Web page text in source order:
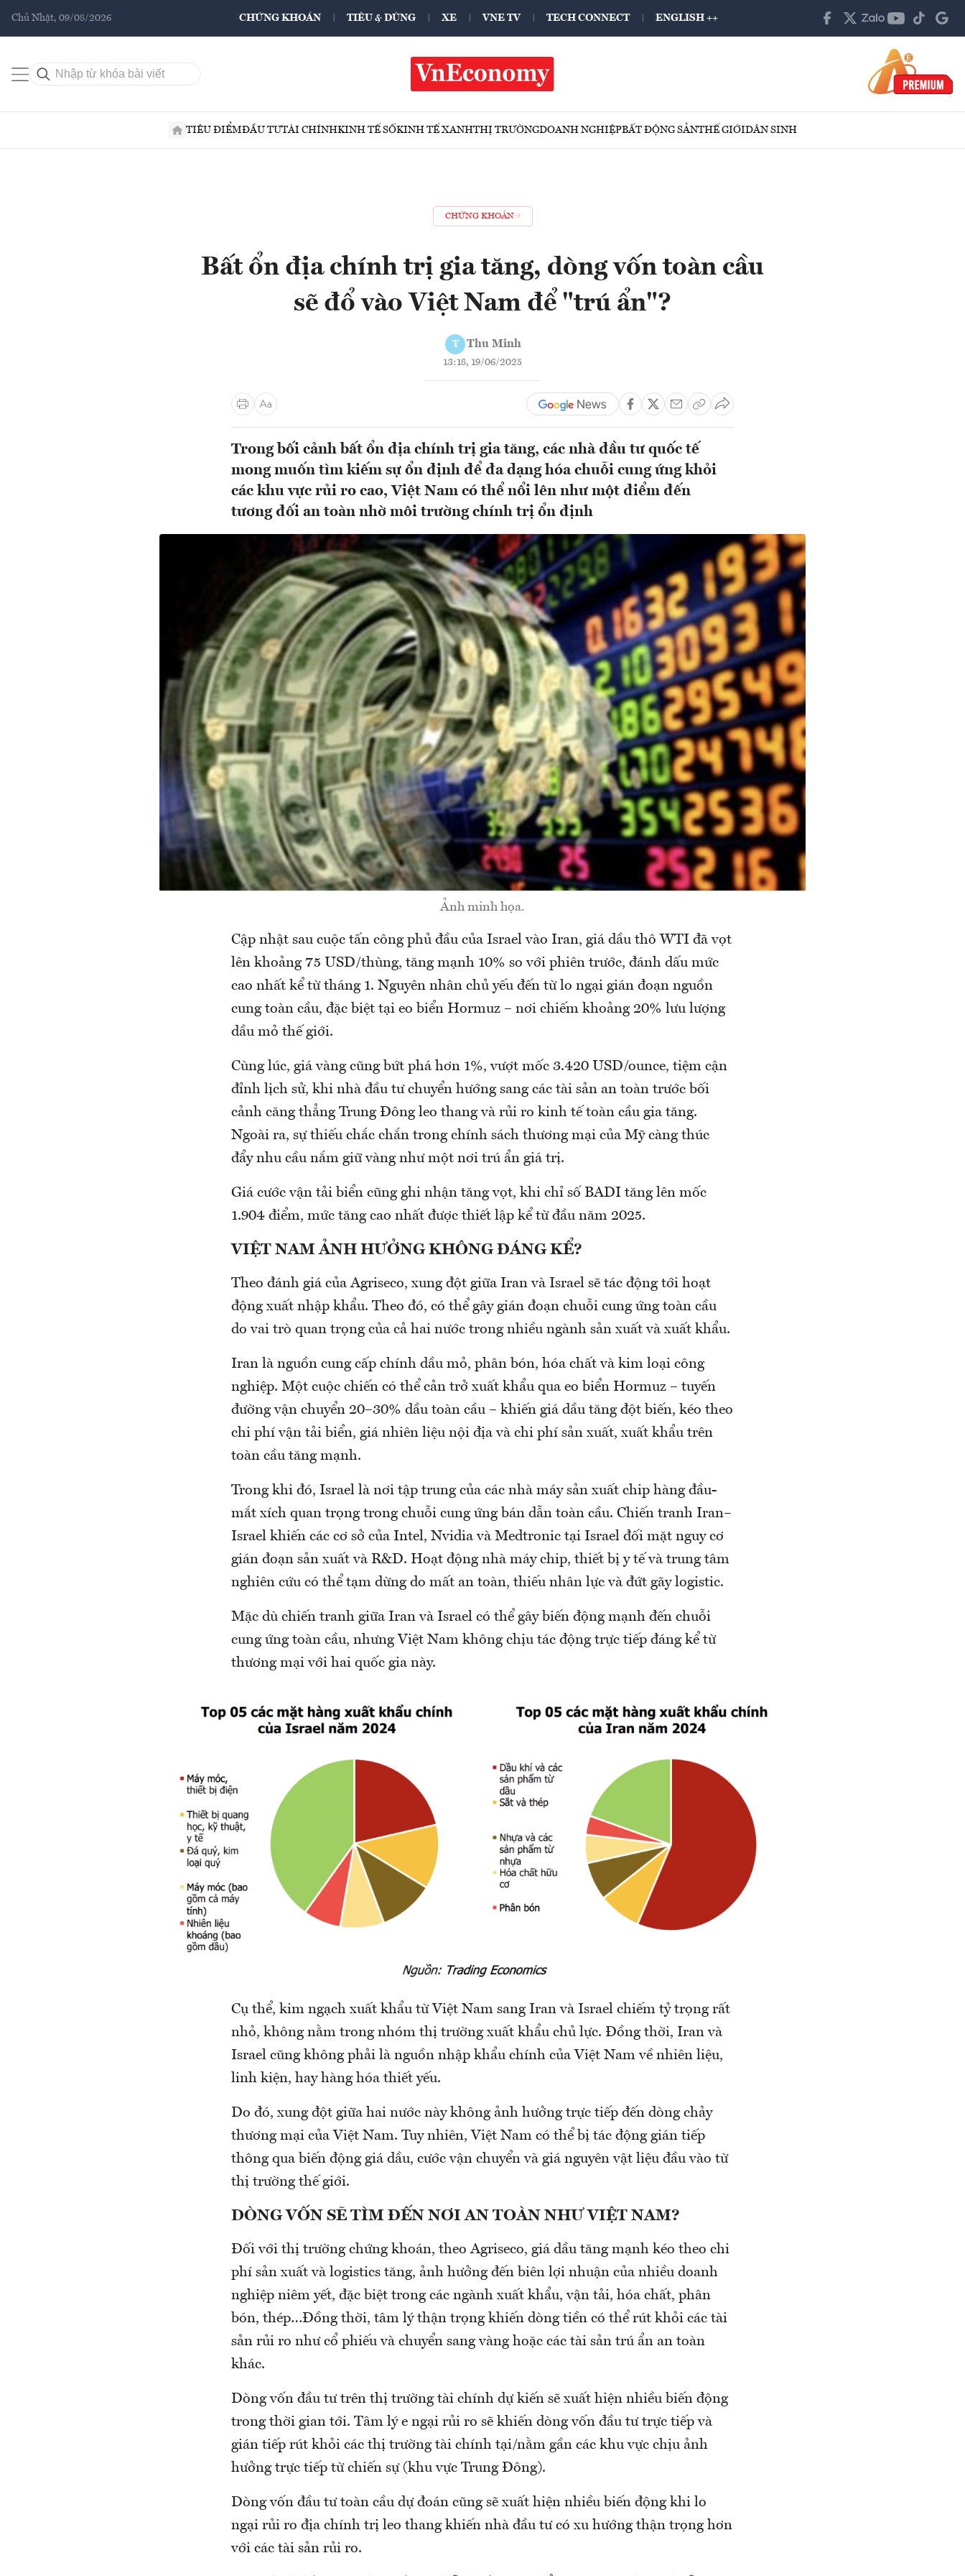
Chủ Nhật, 09/08/2026 CHỨNG KHOÁN TIÊU & DÙNG XE VNE TV TECH CONNECT ENGLISH ++
TIÊU ĐIỂMĐẦU TƯTÀI CHÍNHKINH TẾ SỐKINH TẾ XANHTHỊ TRƯỜNGDOANH NGHIỆPBẤT ĐỘNG SẢNTHẾ GIỚIDÂN SINH
CHỨNG KHOÁN
Bất ổn địa chính trị gia tăng, dòng vốn toàn cầu
sẽ đổ vào Việt Nam để "trú ẩn"?
T Thu Minh
13:18, 19/06/2025
Trong bối cảnh bất ổn địa chính trị gia tăng, các nhà đầu tư quốc tế
mong muốn tìm kiếm sự ổn định để đa dạng hóa chuỗi cung ứng khỏi
các khu vực rủi ro cao, Việt Nam có thể nổi lên như một điểm đến
tương đối an toàn nhờ môi trường chính trị ổn định
Ảnh minh họa.
Cập nhật sau cuộc tấn công phủ đầu của Israel vào Iran, giá dầu thô WTI đã vọt
lên khoảng 75 USD/thùng, tăng mạnh 10% so với phiên trước, đánh dấu mức
cao nhất kể từ tháng 1. Nguyên nhân chủ yếu đến từ lo ngại gián đoạn nguồn
cung toàn cầu, đặc biệt tại eo biển Hormuz – nơi chiếm khoảng 20% lưu lượng
dầu mỏ thế giới.
Cùng lúc, giá vàng cũng bứt phá hơn 1%, vượt mốc 3.420 USD/ounce, tiệm cận
đỉnh lịch sử, khi nhà đầu tư chuyển hướng sang các tài sản an toàn trước bối
cảnh căng thẳng Trung Đông leo thang và rủi ro kinh tế toàn cầu gia tăng.
Ngoài ra, sự thiếu chắc chắn trong chính sách thương mại của Mỹ càng thúc
đẩy nhu cầu nắm giữ vàng như một nơi trú ẩn giá trị.
Giá cước vận tải biển cũng ghi nhận tăng vọt, khi chỉ số BADI tăng lên mốc
1.904 điểm, mức tăng cao nhất được thiết lập kể từ đầu năm 2025.
VIỆT NAM ẢNH HƯỞNG KHÔNG ĐÁNG KỂ?
Theo đánh giá của Agriseco, xung đột giữa Iran và Israel sẽ tác động tới hoạt
động xuất nhập khẩu. Theo đó, có thể gây gián đoạn chuỗi cung ứng toàn cầu
do vai trò quan trọng của cả hai nước trong nhiều ngành sản xuất và xuất khẩu.
Iran là nguồn cung cấp chính dầu mỏ, phân bón, hóa chất và kim loại công
nghiệp. Một cuộc chiến có thể cản trở xuất khẩu qua eo biển Hormuz – tuyến
đường vận chuyển 20–30% dầu toàn cầu – khiến giá dầu tăng đột biến, kéo theo
chi phí vận tải biển, giá nhiên liệu nội địa và chi phí sản xuất, xuất khẩu trên
toàn cầu tăng mạnh.
Trong khi đó, Israel là nơi tập trung của các nhà máy sản xuất chip hàng đầu-
mắt xích quan trọng trong chuỗi cung ứng bán dẫn toàn cầu. Chiến tranh Iran–
Israel khiến các cơ sở của Intel, Nvidia và Medtronic tại Israel đối mặt nguy cơ
gián đoạn sản xuất và R&D. Hoạt động nhà máy chip, thiết bị y tế và trung tâm
nghiên cứu có thể tạm dừng do mất an toàn, thiếu nhân lực và đứt gãy logistic.
Mặc dù chiến tranh giữa Iran và Israel có thể gây biến động mạnh đến chuỗi
cung ứng toàn cầu, nhưng Việt Nam không chịu tác động trực tiếp đáng kể từ
thương mại với hai quốc gia này.
Cụ thể, kim ngạch xuất khẩu từ Việt Nam sang Iran và Israel chiếm tỷ trọng rất
nhỏ, không nằm trong nhóm thị trường xuất khẩu chủ lực. Đồng thời, Iran và
Israel cũng không phải là nguồn nhập khẩu chính của Việt Nam về nhiên liệu,
linh kiện, hay hàng hóa thiết yếu.
Do đó, xung đột giữa hai nước này không ảnh hưởng trực tiếp đến dòng chảy
thương mại của Việt Nam. Tuy nhiên, Việt Nam có thể bị tác động gián tiếp
thông qua biến động giá dầu, cước vận chuyển và giá nguyên vật liệu đầu vào từ
thị trường thế giới.
DÒNG VỐN SẼ TÌM ĐẾN NƠI AN TOÀN NHƯ VIỆT NAM?
Đối với thị trường chứng khoán, theo Agriseco, giá dầu tăng mạnh kéo theo chi
phí sản xuất và logistics tăng, ảnh hưởng đến biên lợi nhuận của nhiều doanh
nghiệp niêm yết, đặc biệt trong các ngành xuất khẩu, vận tải, hóa chất, phân
bón, thép…Đồng thời, tâm lý thận trọng khiến dòng tiền có thể rút khỏi các tài
sản rủi ro như cổ phiếu và chuyển sang vàng hoặc các tài sản trú ẩn an toàn
khác.
Dòng vốn đầu tư trên thị trường tài chính dự kiến sẽ xuất hiện nhiều biến động
trong thời gian tới. Tâm lý e ngại rủi ro sẽ khiến dòng vốn đầu tư trực tiếp và
gián tiếp rút khỏi các thị trường tài chính tại/nằm gần các khu vực chịu ảnh
hưởng trực tiếp từ chiến sự (khu vực Trung Đông).
Dòng vốn đầu tư toàn cầu dự đoán cũng sẽ xuất hiện nhiều biến động khi lo
ngại rủi ro địa chính trị leo thang khiến nhà đầu tư có xu hướng thận trọng hơn
với các tài sản rủi ro.